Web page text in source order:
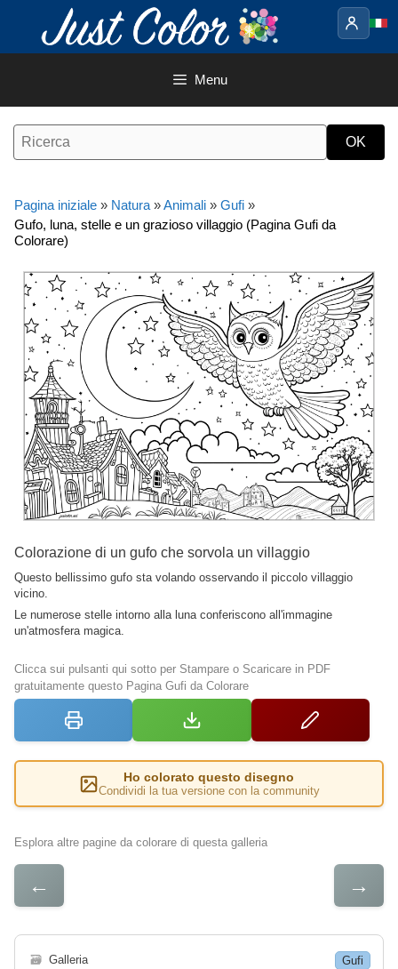
contenuto
Menu
Pagina iniziale » Natura »Animali » Gufi »
Gufo, luna, stelle e un grazioso villaggio (Pagina Gufi da
Colorare)
Colorazione di un gufo che sorvola un villaggio
Questo bellissimo gufo sta volando osservando il piccolo villaggio
vicino.
Le numerose stelle intorno alla luna conferiscono all'immagine
un'atmosfera magica.
Clicca sui pulsanti qui sotto per Stampare o Scaricare in PDF
gratuitamente questo Pagina Gufi da Colorare
Ho colorato questo disegno
Condividi la tua versione con la community
Esplora altre pagine da colorare di questa galleria
← →
🗃 Galleria Gufi